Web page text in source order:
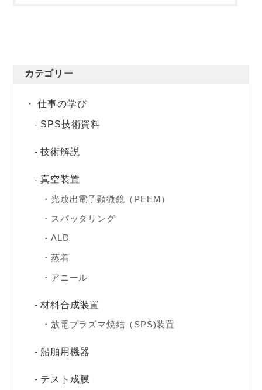
カテゴリー
仕事の学び
SPS技術資料
技術解説
真空装置
光放出電子顕微鏡（PEEM）
スパッタリング
ALD
蒸着
アニール
材料合成装置
放電プラズマ焼結（SPS)装置
船舶用機器
テスト成膜